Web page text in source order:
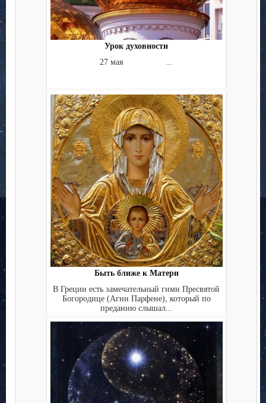
Урок духовности
27 мая ...
Быть ближе к Матери
В Греции есть замечательный гимн Пресвятой
Богородице (Агни Парфене), который по
преданию слышал...